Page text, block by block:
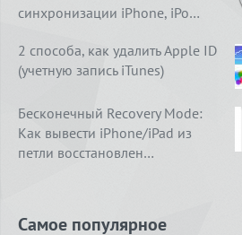
синхронизации iPhone, iPo…
2 способа, как удалить Apple ID
(учетную запись iTunes)
Бесконечный Recovery Mode:
Как вывести iPhone/iPad из
петли восстановлен…
Самое популярное